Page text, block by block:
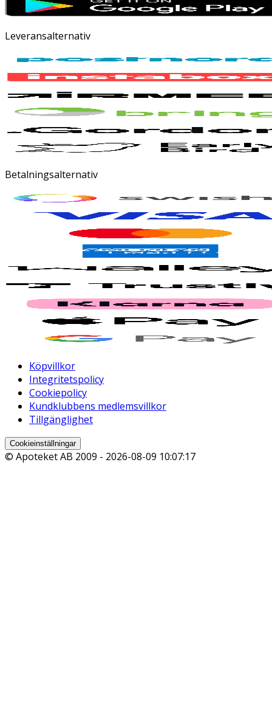
Leveransalternativ
Betalningsalternativ
Köpvillkor
Integritetspolicy
Cookiepolicy
Kundklubbens medlemsvillkor
Tillgänglighet
Cookieinställningar
© Apoteket AB 2009 - 2026-08-09 10:07:17